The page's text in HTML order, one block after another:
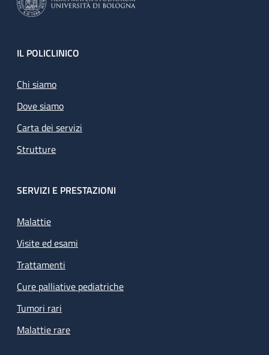
Footer
IL POLICLINICO
Chi siamo
Dove siamo
Carta dei servizi
Strutture
SERVIZI E PRESTAZIONI
Malattie
Visite ed esami
Trattamenti
Cure palliative pediatriche
Tumori rari
Malattie rare